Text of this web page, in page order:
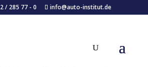
/ 285 77 - 0 info@auto-institut.de